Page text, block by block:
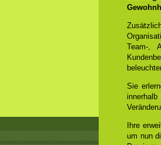
Team-,
Sie
Ihre
um nun